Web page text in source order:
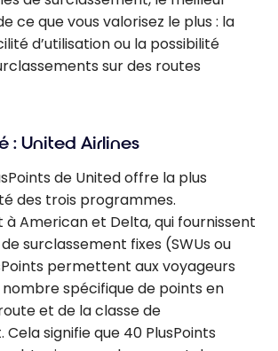
ce que vous valorisez le plus : la
d’utilisation ou la possibilité
sur des routes
: United Airlines
de United offre la plus
des trois programmes.
American et Delta, qui fournissent
surclassement fixes (SWUs ou
permettent aux voyageurs
nombre spécifique de points en
et de la classe de
signifie que 40 PlusPoints